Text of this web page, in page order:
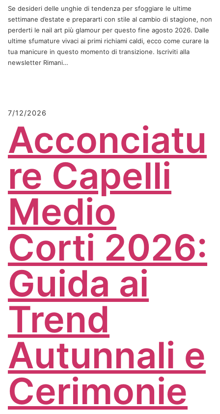
Se desideri delle unghie di tendenza per sfoggiare le ultime
settimane d’estate e prepararti con stile al cambio di stagione, non
perderti le nail art più glamour per questo fine agosto 2026. Dalle
ultime sfumature vivaci ai primi richiami caldi, ecco come curare la
tua manicure in questo momento di transizione. Iscriviti alla
newsletter Rimani…
7/12/2026
Acconciatu
re Capelli
Medio
Corti 2026:
Guida ai
Trend
Autunnali e
Cerimonie